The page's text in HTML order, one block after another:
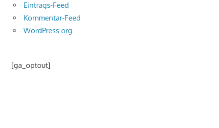
Eintrags-Feed
Kommentar-Feed
WordPress.org
[ga_optout]